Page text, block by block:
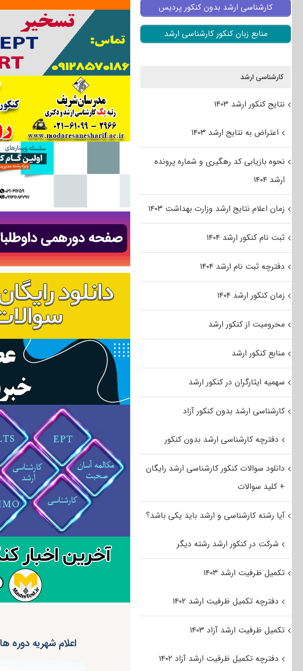
اعلام شهریه دوره های
کارشناسی ارشد بدون کنکور پردیس
منابع زبان کنکور کارشناسی ارشد
کارشناسی ارشد
نتایج کنکور ارشد ۱۴۰۳
اعتراض به نتایج ارشد ۱۴۰۳
نحوه بازیابی کد رهگیری و شماره پرونده
ارشد ۱۴۰۴
زمان اعلام نتایج ارشد وزارت بهداشت ۱۴۰۳
ثبت نام کنکور ارشد ۱۴۰۴
دفترچه ثبت نام ارشد ۱۴۰۴
زمان کنکور ارشد ۱۴۰۴
محرومیت از کنکور ارشد
منابع کنکور ارشد
سهمیه ایثارگران در کنکور ارشد
کارشناسی ارشد بدون کنکور آزاد
دفترچه کارشناسی ارشد بدون کنکور
دانلود سوالات کنکور کارشناسی ارشد رایگان
+ کلید سوالات
آیا رشته کارشناسی و ارشد باید یکی باشد؟
شرکت در کنکور ارشد رشته دیگر
تکمیل ظرفیت ارشد ۱۴۰۳
دفترچه تکمیل ظرفیت ارشد ۱۴۰۲
تکمیل ظرفیت ارشد آزاد ۱۴۰۳
دفترچه تکمیل ظرفیت ارشد آزاد ۱۴۰۲